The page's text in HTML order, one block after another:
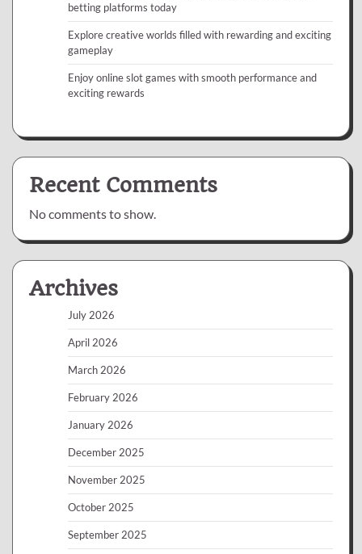
betting platforms today
Explore creative worlds filled with rewarding and exciting
gameplay
Enjoy online slot games with smooth performance and
exciting rewards
Recent Comments
No comments to show.
Archives
July 2026
April 2026
March 2026
February 2026
January 2026
December 2025
November 2025
October 2025
September 2025